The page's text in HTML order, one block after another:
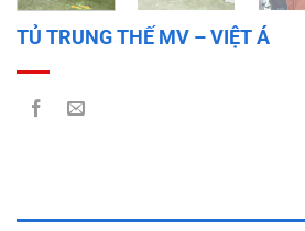
TỦ TRUNG THẾ MV – VIỆT Á